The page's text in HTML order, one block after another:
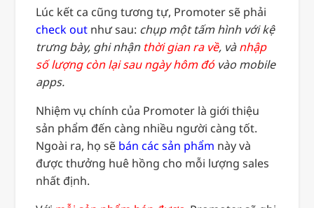
Lúc kết ca cũng tương tự, Promoter sẽ phải
check outnhư sau: chụp một tấm hình với kệ
trưng bày, ghi nhậnthời gian ra về, vànhập
số lượng còn lại sau ngày hôm đóvào mobile
apps.
Nhiệm vụ chính của Promoter là giới thiệu
sản phẩm đến càng nhiều người càng tốt.
Ngoài ra, họ sẽ bán các sản phẩm này và
được thưởng huê hồng cho mỗi lượng sales
nhất định.